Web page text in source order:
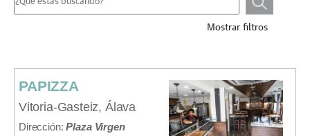
Mostrar filtros
PAPIZZA
Vitoria-Gasteiz, Álava
Dirección:Plaza Virgen